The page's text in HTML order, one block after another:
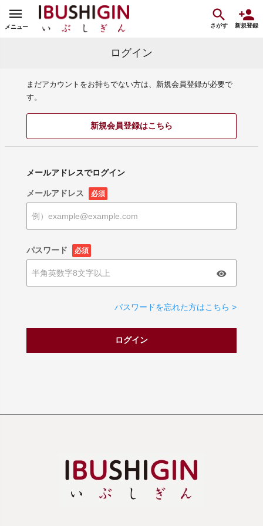
メニュー さがす 新規登録
ログイン
まだアカウントをお持ちでない方は、新規会員登録が必要で
す。
新規会員登録はこちら
メールアドレスでログイン
メールアドレス 必須
パスワード 必須
パスワードを忘れた方はこちら >
ログイン